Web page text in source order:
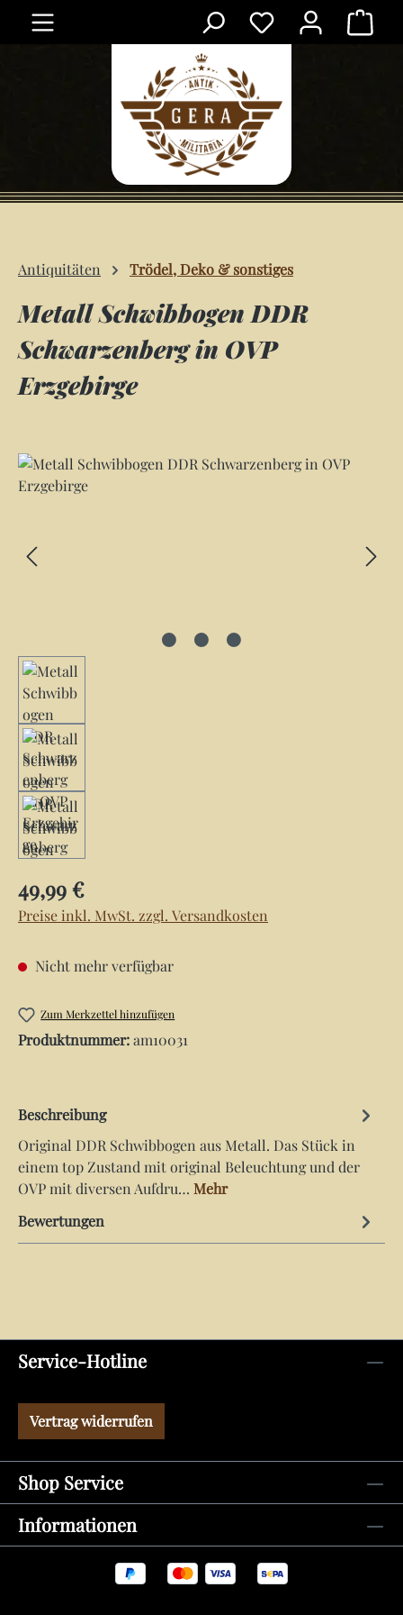
Zum Hauptinhalt springen
Antiquitäten Trödel, Deko & sonstiges
Metall Schwibbogen DDR
Schwarzenberg in OVP
Erzgebirge
Bildergalerie überspringen
Regulärer Preis:
49,99 €
Preise inkl. MwSt. zzgl. Versandkosten
Nicht mehr verfügbar
Zum Merkzettel hinzufügen
Produktnummer:am10031
Beschreibung
Original DDR Schwibbogen aus Metall. Das Stück in
einem top Zustand mit original Beleuchtung und der
OVP mit diversen Aufdru… Mehr
Bewertungen
Service-Hotline
Vertrag widerrufen
Shop Service
Informationen